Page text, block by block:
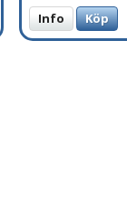
Info Köp